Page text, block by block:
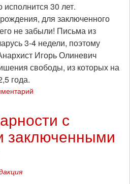
30 лет.
для заключенного
не забыли! Письма из
3-4 недели, поэтому
Игорь Олиневич
свободы, из которых на
года.
с
заключенными